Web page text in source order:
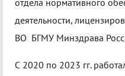
отдела нормативного
деятельности,
ВО БГМУ Минздрава
С 2020 по 2023 гг.